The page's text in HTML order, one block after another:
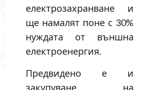
електрозахранване и
ще намалят поне с 30%
нуждата от външна
електроенергия.
Предвидено е и
закупуване на